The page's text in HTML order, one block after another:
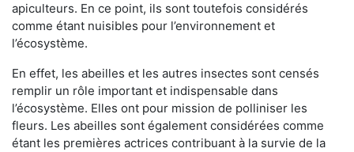
apiculteurs. En ce point, ils sont toutefois considérés
comme étant nuisibles pour l’environnement et
l’écosystème.
En effet, les abeilles et les autres insectes sont censés
remplir un rôle important et indispensable dans
l’écosystème. Elles ont pour mission de polliniser les
fleurs. Les abeilles sont également considérées comme
étant les premières actrices contribuant à la survie de la